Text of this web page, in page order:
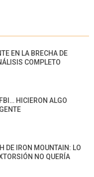
EN LA BRECHA DE
COMPLETO
HICIERON ALGO
DE IRON MOUNTAIN: LO
NO QUERÍA